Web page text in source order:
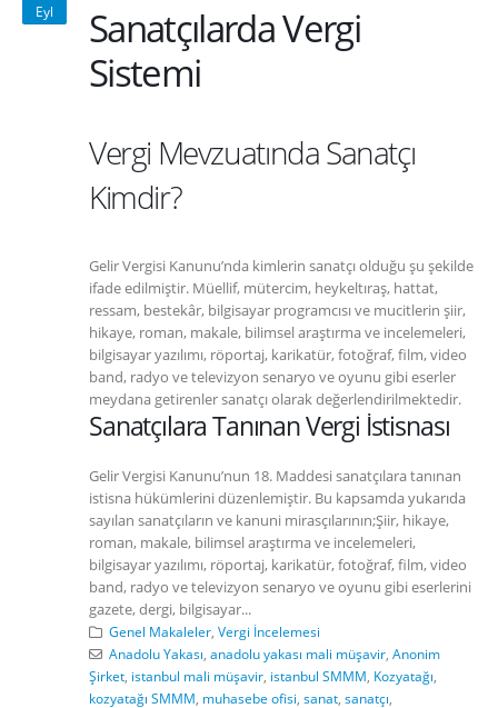
Eyl
Sanatçılarda Vergi
Sistemi
Vergi Mevzuatında Sanatçı
Kimdir?
Gelir Vergisi Kanunu’nda kimlerin sanatçı olduğu şu şekilde
ifade edilmiştir. Müellif, mütercim, heykeltıraş, hattat,
ressam, bestekâr, bilgisayar programcısı ve mucitlerin şiir,
hikaye, roman, makale, bilimsel araştırma ve incelemeleri,
bilgisayar yazılımı, röportaj, karikatür, fotoğraf, film, video
band, radyo ve televizyon senaryo ve oyunu gibi eserler
meydana getirenler sanatçı olarak değerlendirilmektedir.
Sanatçılara Tanınan Vergi İstisnası
Gelir Vergisi Kanunu’nun 18. Maddesi sanatçılara tanınan
istisna hükümlerini düzenlemiştir. Bu kapsamda yukarıda
sayılan sanatçıların ve kanuni mirasçılarının;Şiir, hikaye,
roman, makale, bilimsel araştırma ve incelemeleri,
bilgisayar yazılımı, röportaj, karikatür, fotoğraf, film, video
band, radyo ve televizyon senaryo ve oyunu gibi eserlerini
gazete, dergi, bilgisayar...
Genel Makaleler, Vergi İncelemesi
Anadolu Yakası anadolu yakası mali müşavir, Anonim
Şirket istanbul mali müşavir istanbul SMMM Kozyatağı
kozyatağı SMMM muhasebe ofisi sanat sanatçı